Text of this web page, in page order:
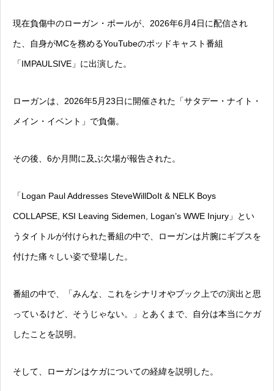
現在負傷中のローガン・ポールが、2026年6月4日に配信され
た、自身がMCを務めるYouTubeのポッドキャスト番組
「IMPAULSIVE」に出演した。
ローガンは、2026年5月23日に開催された「サタデー・ナイト・
メイン・イベント」で負傷。
その後、6か月間に及ぶ欠場が報告された。
「Logan Paul Addresses SteveWillDoIt & NELK Boys
COLLAPSE, KSI Leaving Sidemen, Logan’s WWE Injury」とい
うタイトルが付けられた番組の中で、ローガンは片腕にギプスを
付けた痛々しい姿で登場した。
番組の中で、「みんな、これをシナリオやブック上での演出と思
っているけど、そうじゃない。」とあくまで、自分は本当にケガ
したことを説明。
そして、ローガンはケガについての経緯を説明した。